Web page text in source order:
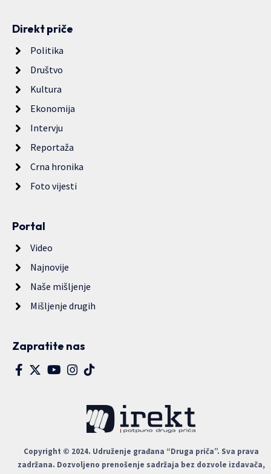
Direkt priče
Politika
Društvo
Kultura
Ekonomija
Intervju
Reportaža
Crna hronika
Foto vijesti
Portal
Video
Najnovije
Naše mišljenje
Mišljenje drugih
Zapratite nas
Copyright © 2024. Udruženje građana “Druga priča”. Sva prava
zadržana. Dozvoljeno prenošenje sadržaja bez dozvole izdavača,